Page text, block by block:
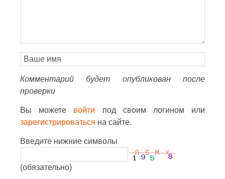
Комментарий будет опубликован после
проверки
Вы можете войти под своим логином или
зарегистрироваться на сайте.
Введите нижние символы
(обязательно)